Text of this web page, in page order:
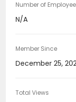
Number of
N/A
Member Since
December 25,
Total Views